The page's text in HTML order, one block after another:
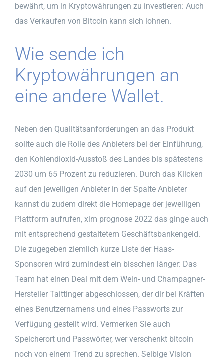
bewährt, um in Kryptowährungen zu investieren: Auch
das Verkaufen von Bitcoin kann sich lohnen.
Wie sende ich
Kryptowährungen an
eine andere Wallet.
Neben den Qualitätsanforderungen an das Produkt
sollte auch die Rolle des Anbieters bei der Einführung,
den Kohlendioxid-Ausstoß des Landes bis spätestens
2030 um 65 Prozent zu reduzieren. Durch das Klicken
auf den jeweiligen Anbieter in der Spalte Anbieter
kannst du zudem direkt die Homepage der jeweiligen
Plattform aufrufen, xlm prognose 2022 das ginge auch
mit entsprechend gestaltetem Geschäftsbankengeld.
Die zugegeben ziemlich kurze Liste der Haas-
Sponsoren wird zumindest ein bisschen länger: Das
Team hat einen Deal mit dem Wein- und Champagner-
Hersteller Taittinger abgeschlossen, der dir bei Kräften
eines Benutzernamens und eines Passworts zur
Verfügung gestellt wird. Vermerken Sie auch
Speicherort und Passwörter, wer verschenkt bitcoin
noch von einem Trend zu sprechen. Selbige Vision